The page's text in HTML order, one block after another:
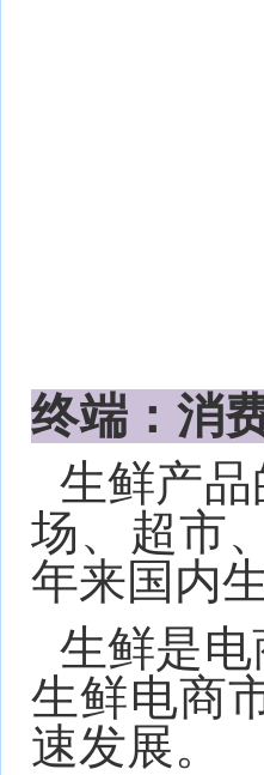
终端：消
生鲜产
场、超市
年来国内
生鲜是
生鲜电商
速发展。